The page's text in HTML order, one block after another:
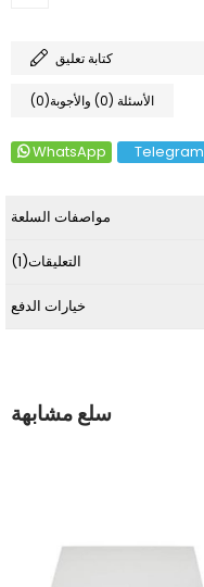
كتابة تعليق
(0)الأسئلة (0) والأجوبة
WhatsApp Telegram
مواصفات السلعة
التعليقات(1)
خيارات الدفع
سلع مشابهة